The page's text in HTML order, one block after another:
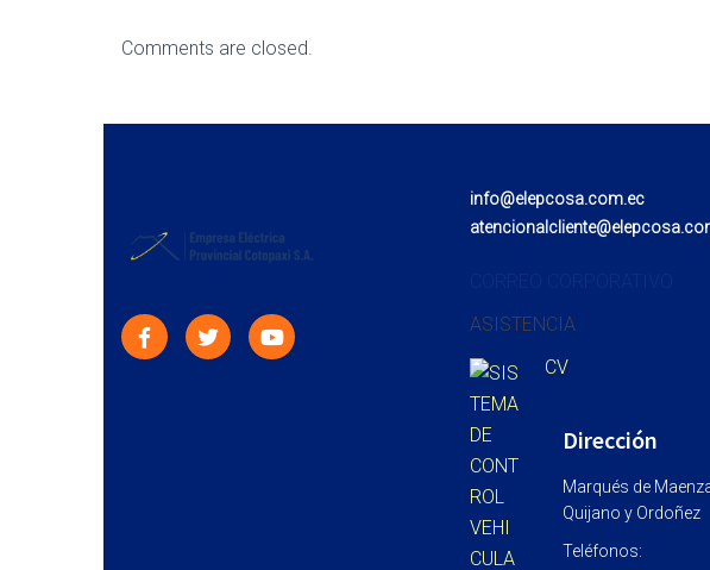
Comments are closed.
info@elepcosa.com.ec
ASISTENCIA
CV
Dirección
Marqués de
Quijano y Ordoñez
Teléfonos: